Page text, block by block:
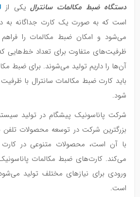
دستگاه ضبط مکالمات سانترالیکی از
است که به صورت یک کارت جداگانه به
می‌شود و امکان ضبط مکالمات را
ظرفیت‌های متفاوت برای تعداد خط‌هایی
آن‌ها را داریم تولید می‌شوند. برای ضبط
باید کارت ضبط مکالمات سانترال با
شود.
شرکت پاناسونیک پیشگام در تولید
بزرگترین شرکت در توسعه محصولات تلفن
با آن است، محصولات متنوعی در کارت
می‌کند. کارت‌های ضبط مکالمات
ورودی برای نیازهای مختلف تولید
است.